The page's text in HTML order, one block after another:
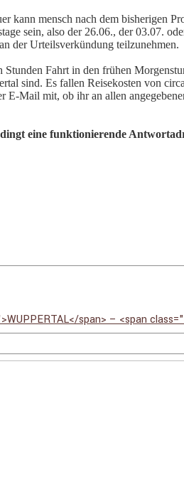
mensch nach dem bisherigen
sein, also der 26.06., der 03.07.
der Urteilsverkündung teilzunehmen.
Fahrt in den frühen
sind. Es fallen Reisekosten von
E-Mail mit, ob ihr an allen
eine funktionierende